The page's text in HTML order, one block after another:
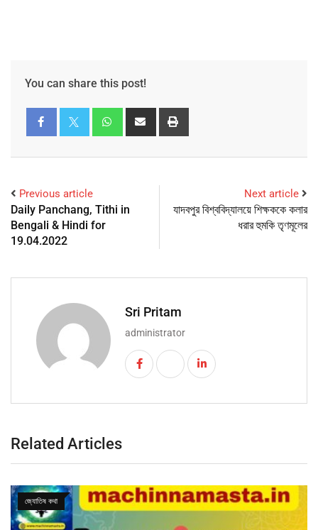
You can share this post!
Previous article
Daily Panchang, Tithi in
Bengali & Hindi for
19.04.2022
Next article
যাদবপুর বিশ্ববিদ্যালয়ে শিক্ষককে কলার
ধরার হুমকি তৃণমূলের
Sri Pritam
administrator
Related Articles
জ্যোতিষ কথা